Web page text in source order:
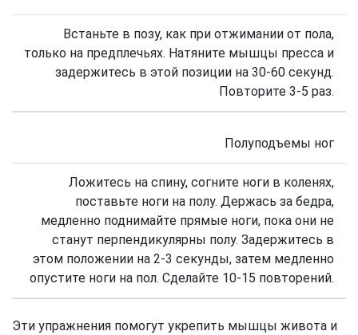
Встаньте в позу, как при отжимании от пола,
только на предплечьях. Натяните мышцы пресса и
задержитесь в этой позиции на 30-60 секунд.
Повторите 3-5 раз.
Полуподъемы ног
Ложитесь на спину, согните ноги в коленях,
поставьте ноги на полу. Держась за бедра,
медленно поднимайте прямые ноги, пока они не
станут перпендикулярны полу. Задержитесь в
этом положении на 2-3 секунды, затем медленно
опустите ноги на пол. Сделайте 10-15 повторений.
Эти упражнения помогут укрепить мышцы живота и